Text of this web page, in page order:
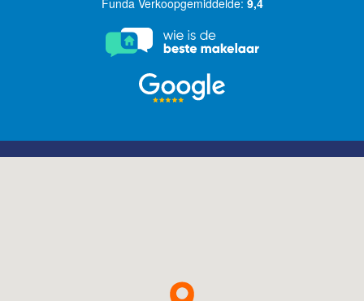
Funda Verkoopgemiddelde: 9,4